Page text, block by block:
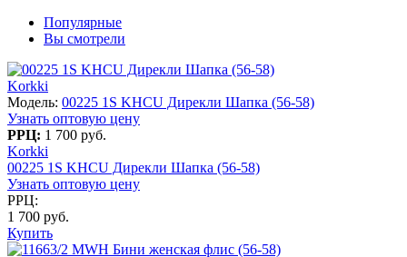
Популярные
Вы смотрели
Korkki
Модель: 00225 1S KHCU Дирекли Шапка (56-58)
Узнать оптовую цену
РРЦ: 1 700 руб.
Korkki
00225 1S KHCU Дирекли Шапка (56-58)
Узнать оптовую цену
РРЦ:
1 700 руб.
Купить